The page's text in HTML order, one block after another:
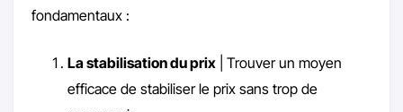
fondamentaux :
La stabilisation du prix | Trouver un moyen
efficace de stabiliser le prix sans trop de